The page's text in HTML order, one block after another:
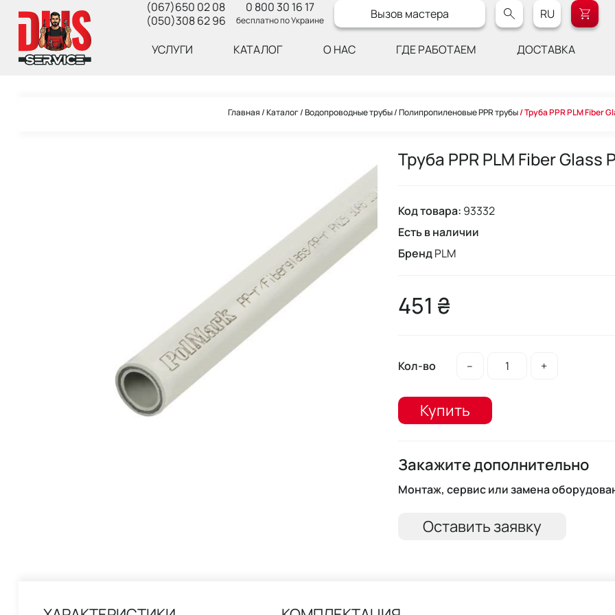
(067)650 02 08
(050)308 62 96
0 800 30 16 17
бесплатно по Украине Вызов мастера RU
УСЛУГИ КАТАЛОГ О НАС ГДЕ РАБОТАЕМ ДОСТАВКА
Главная Каталог Водопроводные трубы Полипропиленовые PPR трубы Труба PPR PLM Fiber
Труба PPR PLM Fiber Glass
Код товара: 93332
Есть в наличии
Бренд PLM
451 ₴
Кол-во – +
Купить
Закажите дополнительно
Монтаж, сервис или замена
Оставить заявку